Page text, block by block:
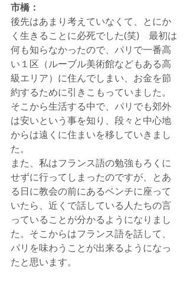
市橋：
後先はあまり考えていなくて、とにか
く生きることに必死でした(笑)　最初は
何も知らなかったので、パリで一番高
い１区（ルーブル美術館などもある高
級エリア）に住んでしまい、お金を節
約するために引きこもっていました。
そこから生活する中で、パリでも郊外
は安いという事を知り、段々と中心地
からは遠くに住まいを移していきまし
た。
また、私はフランス語の勉強もろくに
せずに行ってしまったのですが、とあ
る日に教会の前にあるベンチに座って
いたら、近くで話している人たちの言
っていることが分かるようになりまし
た。そこからはフランス語を話して、
パリを味わうことが出来るようになっ
たと思います。